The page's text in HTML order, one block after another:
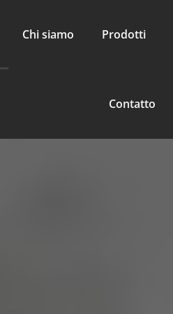
Chi siamo Prodotti
Contatto